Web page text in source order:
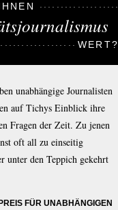
WERT?
unabhängige Journalisten
auf Tichys Einblick ihre
Fragen der Zeit. Zu jenen
oft all zu einseitig
unter den Teppich gekehrt
FÜR UNABHÄNGIGEN